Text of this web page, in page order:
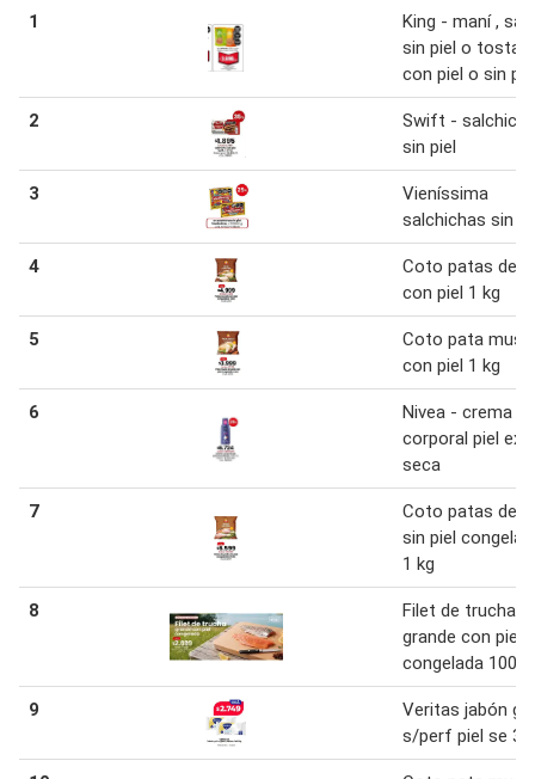
1
King - maní ,
sin piel o
con piel o sin
2
Swift -
sin piel
3
Vieníssima
salchichas sin
4
Coto patas de
con piel 1 kg
5
Coto pata
con piel 1 kg
6
Nivea - crema
corporal piel
seca
7
Coto patas de
sin piel
1 kg
8
Filet de trucha
grande con piel
congelada 100 g
9
Veritas jabón
s/perf piel se